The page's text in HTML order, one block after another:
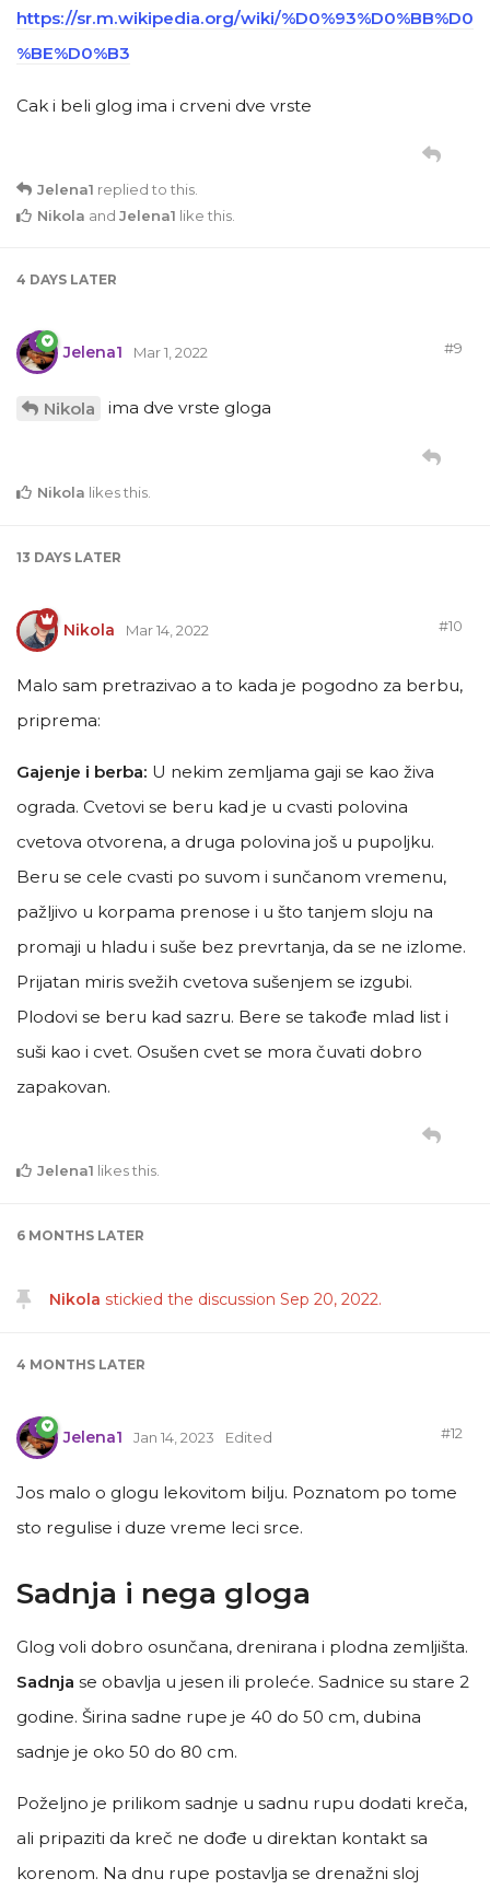
https://sr.m.wikipedia.org/wiki/%D0%93%D0%BB%D0
%BE%D0%B3
Cak i beli glog ima i crveni dve vrste
Jelena1 replied to this.
Nikola and Jelena1 like this
4 DAYS LATER
Jelena1 Mar 1, 2022 #9
Nikola ima dve vrste gloga
Nikola likes this
13 DAYS LATER
Nikola Mar 14, 2022 #10
Malo sam pretrazivao a to kada je pogodno za berbu,
priprema:
Gajenje i berba: U nekim zemljama gaji se kao živa
ograda. Cvetovi se beru kad je u cvasti polovina
cvetova otvorena, a druga polovina još u pupoljku.
Beru se cele cvasti po suvom i sunčanom vremenu,
pažljivo u korpama prenose i u što tanjem sloju na
promaji u hladu i suše bez prevrtanja, da se ne izlome.
Prijatan miris svežih cvetova sušenjem se izgubi.
Plodovi se beru kad sazru. Bere se takođe mlad list i
suši kao i cvet. Osušen cvet se mora čuvati dobro
zapakovan.
Jelena1 likes this.
6 MONTHS LATER
Nikola stickied the discussion Sep 20, 2022.
4 MONTHS LATER
Jelena1 Jan 14, 2023 Edited #12
Jos malo o glogu lekovitom bilju. Poznatom po tome
sto regulise i duze vreme leci srce.
Sadnja i nega gloga
Glog voli dobro osunčana, drenirana i plodna zemljišta.
Sadnja se obavlja u jesen ili proleće. Sadnice su stare 2
godine. Širina sadne rupe je 40 do 50 cm, dubina
sadnje je oko 50 do 80 cm.
Poželjno je prilikom sadnje u sadnu rupu dodati kreča,
ali pripaziti da kreč ne dođe u direktan kontakt sa
korenom. Na dnu rupe postavlja se drenažni sloj